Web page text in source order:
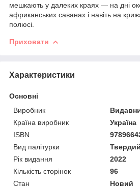
мешкають у далеких краях — на дні
африканських саванах і навіть на
полюсі.
Приховати
Характеристики
Основні
Виробник
Країна виробник
Україна
ISBN
Вид палітурки
Твердий
Рік видання
2022
Кількість сторінок
96
Стан
Новий